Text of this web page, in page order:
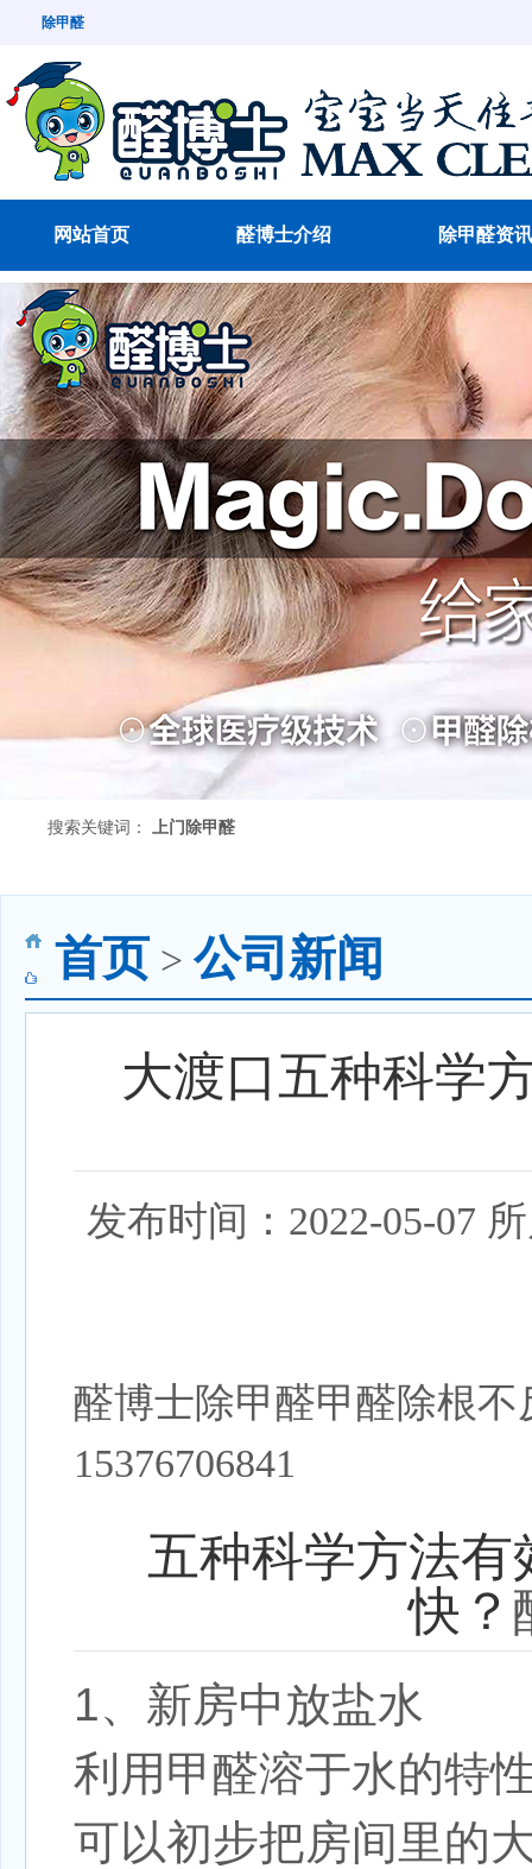
除甲醛
网站首页 醛博士介绍 除甲醛资讯
搜索关键词： 上门除甲醛
首页 >公司新闻
大渡口五种科学
发布时间：2022-05-07
醛博士除甲醛甲醛除根
15376706841
五种科学方法
快？
1、新房中放盐水
利用甲醛溶于水的特
可以初步把房间里的